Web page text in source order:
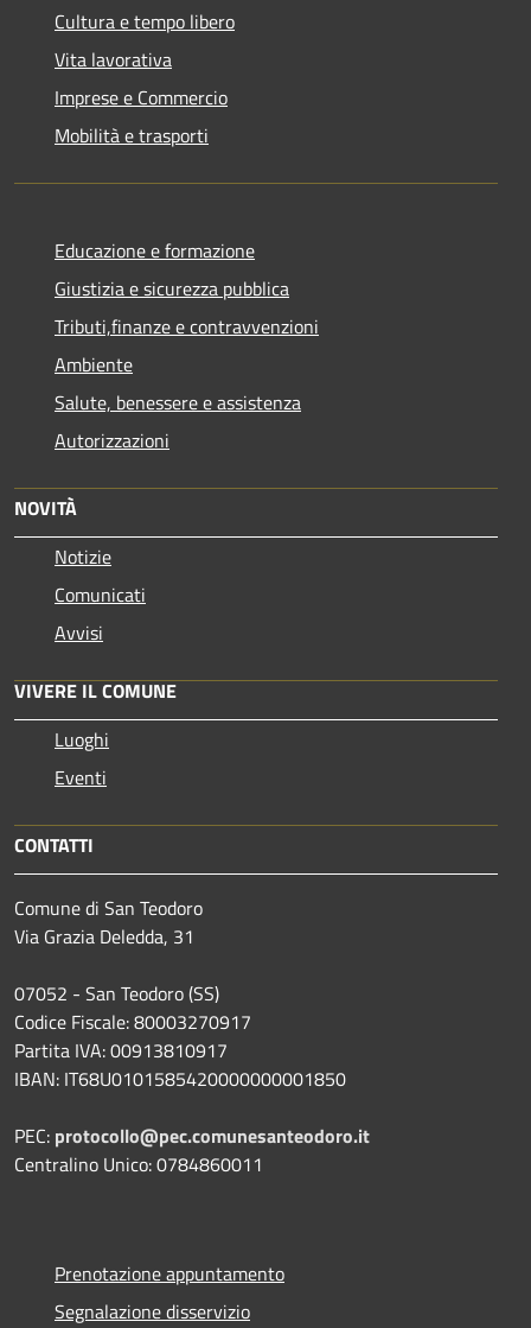
Cultura e tempo libero
Vita lavorativa
Imprese e Commercio
Mobilità e trasporti
Educazione e formazione
Giustizia e sicurezza pubblica
Tributi,finanze e contravvenzioni
Ambiente
Salute, benessere e assistenza
Autorizzazioni
NOVITÀ
Notizie
Comunicati
Avvisi
VIVERE IL COMUNE
Luoghi
Eventi
CONTATTI
Comune di San Teodoro
Via Grazia Deledda, 31
07052 - San Teodoro (SS)
Codice Fiscale: 80003270917
Partita IVA: 00913810917
IBAN: IT68U0101585420000000001850
PEC: protocollo@pec.comunesanteodoro.it
Centralino Unico: 0784860011
Prenotazione appuntamento
Segnalazione disservizio